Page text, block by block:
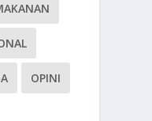
OPINI